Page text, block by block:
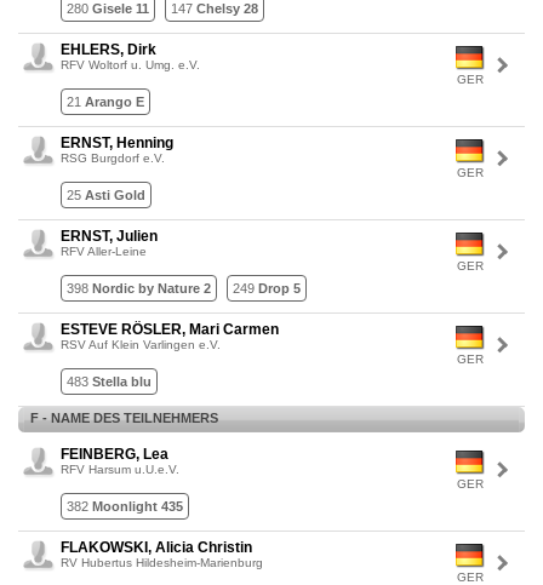
280 Gisele 11 147 Chelsy 28
GER
EHLERS, Dirk
RFV Woltorf u. Umg. e.V.
21 Arango E
GER
ERNST, Henning
RSG Burgdorf e.V.
25 Asti Gold
GER
ERNST, Julien
RFV Aller-Leine
398 Nordic by Nature 2 249 Drop 5
GER
ESTEVE RÖSLER, Mari Carmen
RSV Auf Klein Varlingen e.V.
483 Stella blu
F - NAME DES TEILNEHMERS
GER
FEINBERG, Lea
RFV Harsum u.U.e.V.
382 Moonlight 435
GER
FLAKOWSKI, Alicia Christin
RV Hubertus Hildesheim-Marienburg